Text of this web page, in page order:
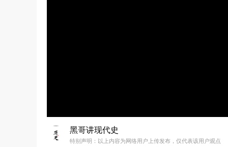
黑哥讲现代史
特别声明：以上内容为网络用户上传发布，仅代表该用户观点